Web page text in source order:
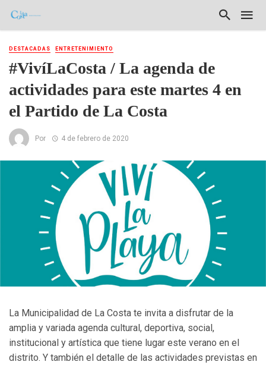
DESTACADAS ENTRETENIMIENTO
#VivíLaCosta / La agenda de
actividades para este martes 4 en
el Partido de La Costa
Por 4 de febrero de 2020
La Municipalidad de La Costa te invita a disfrutar de la
amplia y variada agenda cultural, deportiva, social,
institucional y artística que tiene lugar este verano en el
distrito. Y también el detalle de las actividades previstas en